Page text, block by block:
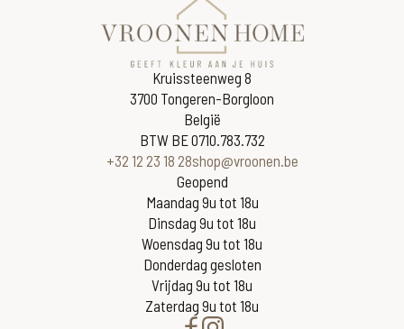
Kruissteenweg 8
3700 Tongeren-Borgloon
België
BTW BE 0710.783.732
+32 12 23 18 28shop@vroonen.be
Geopend
Maandag 9u tot 18u
Dinsdag 9u tot 18u
Woensdag 9u tot 18u
Donderdag gesloten
Vrijdag 9u tot 18u
Zaterdag 9u tot 18u